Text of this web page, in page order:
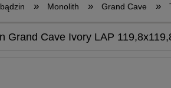
» Monolith » Grand Cave »
Grand Cave Ivory LAP